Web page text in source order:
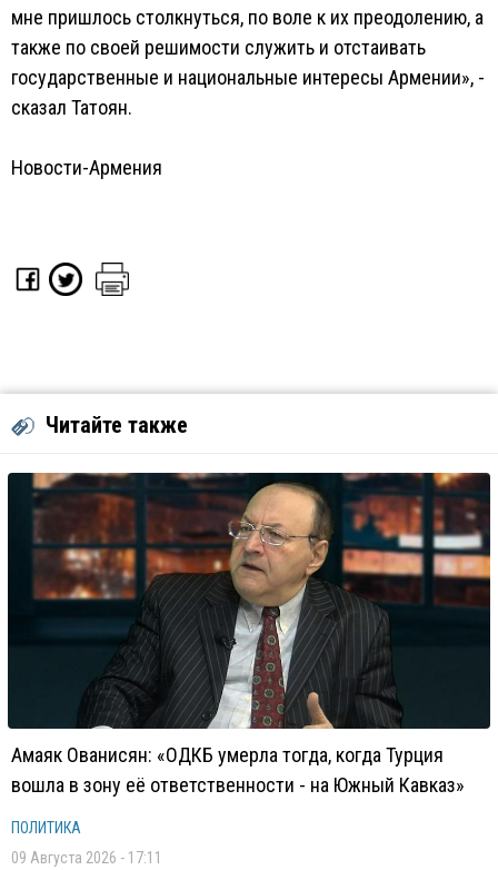
мне пришлось столкнуться, по воле к их преодолению, а
также по своей решимости служить и отстаивать
государственные и национальные интересы Армении», -
сказал Татоян.
Новости-Армения
Читайте также
Амаяк Ованисян: «ОДКБ умерла тогда, когда Турция
вошла в зону её ответственности - на Южный Кавказ»
ПОЛИТИКА
09 Августа 2026 - 17:11